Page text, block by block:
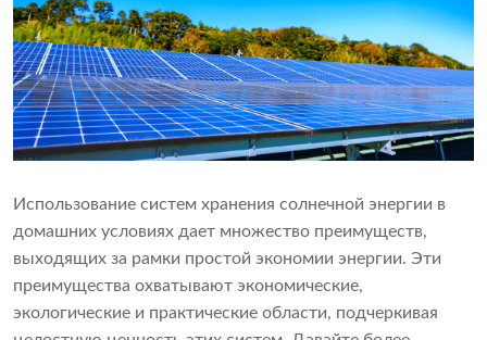
Использование систем хранения солнечной энергии в
домашних условиях дает множество преимуществ,
выходящих за рамки простой экономии энергии. Эти
преимущества охватывают экономические,
экологические и практические области, подчеркивая